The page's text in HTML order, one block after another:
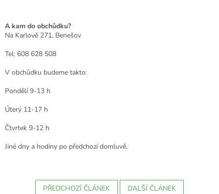
A kam do obchůdku?
Na Karlově 271, Benešov
Tel: 608 628 508
V obchůdku budeme takto:
Pondělí 9-13 h
Úterý 11-17 h
Čtvrtek 9-12 h
Jiné dny a hodiny po předchozí domluvě.
PŘEDCHOZÍ ČLÁNEK DALŠÍ ČLÁNEK